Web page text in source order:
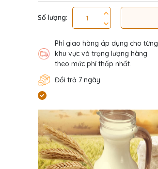
Số lượng:
Phí giao hàng áp dụng cho từng
khu vực và trọng lượng hàng
theo mức phí thấp nhất.
Đổi trả 7 ngày